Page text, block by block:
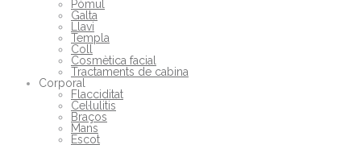
Pòmul
Galta
Llavi
Templa
Coll
Cosmètica facial
Tractaments de cabina
Corporal
Flacciditat
Cel·lulitis
Braços
Mans
Escot